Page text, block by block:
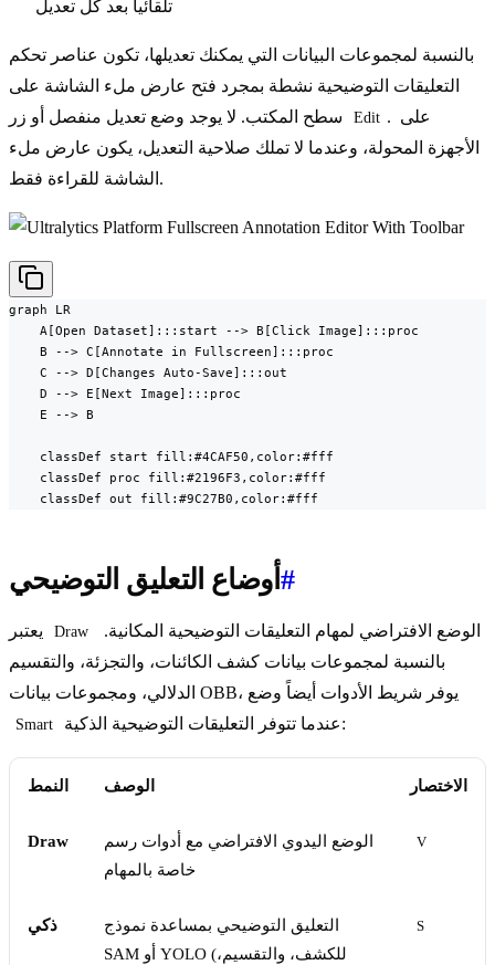
تلقائياً بعد كل تعديل
بالنسبة لمجموعات البيانات التي يمكنك تعديلها، تكون عناصر تحكم
التعليقات التوضيحية نشطة بمجرد فتح عارض ملء الشاشة على
Edit . على
الأجهزة المحولة، وعندما لا تملك صلاحية التعديل، يكون عارض ملء
الشاشة للقراءة فقط.
graph LR
    A[Open Dataset]:::start --> B[Click Image]:::proc
    B --> C[Annotate in Fullscreen]:::proc
    C --> D[Changes Auto-Save]:::out
    D --> E[Next Image]:::proc
    E --> B
    classDef start fill:#4CAF50,color:#fff
    classDef proc fill:#2196F3,color:#fff
    classDef out fill:#9C27B0,color:#fff
أوضاع التعليق التوضيحي #
Draw
بالنسبة لمجموعات بيانات كشف الكائنات، والتجزئة، والتقسيم
الدلالي، ومجموعات بيانات OBB، يوفر شريط الأدوات أيضاً وضع
Smart عندما تتوفر التعليقات التوضيحية الذكية:
النمط الوصف الاختصار
Draw
الوضع اليدوي الافتراضي مع أدوات رسم
خاصة بالمهام
V
ذكي
التعليق التوضيحي بمساعدة نموذج
SAM أو YOLO (للكشف، والتقسيم،
S